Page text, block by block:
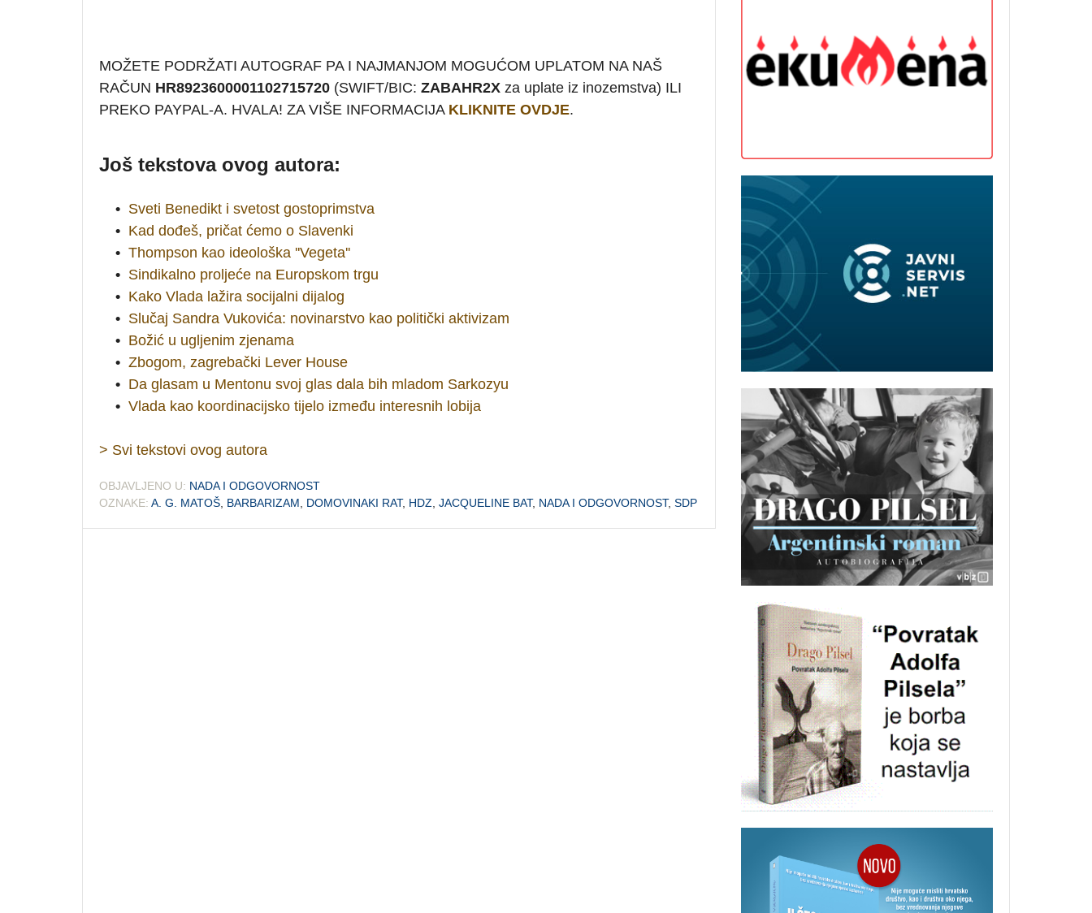
MOŽETE PODRŽATI AUTOGRAF PA I NAJMANJOM MOGUĆOM UPLATOM NA NAŠ
RAČUN HR8923600001102715720 (SWIFT/BIC: ZABAHR2X za uplate iz inozemstva) ILI
PREKO PAYPAL-A. HVALA! ZA VIŠE INFORMACIJA KLIKNITE OVDJE.
Još tekstova ovog autora:
• Sveti Benedikt i svetost gostoprimstva
• Kad dođeš, pričat ćemo o Slavenki
• Thompson kao ideološka ''Vegeta''
• Sindikalno proljeće na Europskom trgu
• Kako Vlada lažira socijalni dijalog
• Slučaj Sandra Vukovića: novinarstvo kao politički aktivizam
• Božić u ugljenim zjenama
• Zbogom, zagrebački Lever House
• Da glasam u Mentonu svoj glas dala bih mladom Sarkozyu
• Vlada kao koordinacijsko tijelo između interesnih lobija
> Svi tekstovi ovog autora
OBJAVLJENO U: NADA I ODGOVORNOST
OZNAKE: A. G. MATOŠ BARBARIZAM DOMOVINAKI RAT, HDZ JACQUELINE BAT, NADA I ODGOVORNOST, SDP